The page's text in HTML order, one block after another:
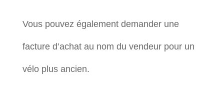
Vous pouvez également demander une
facture d’achat au nom du vendeur pour un
vélo plus ancien.